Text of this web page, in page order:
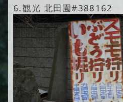
6.観光 北田園#388162